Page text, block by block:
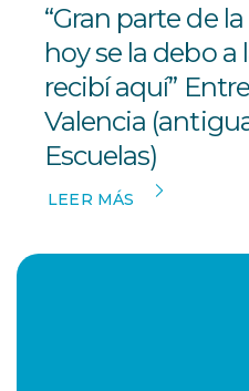
“Gran parte de
hoy se la debo
recibí aquí”
Valencia
Escuelas)
LEER MÁS